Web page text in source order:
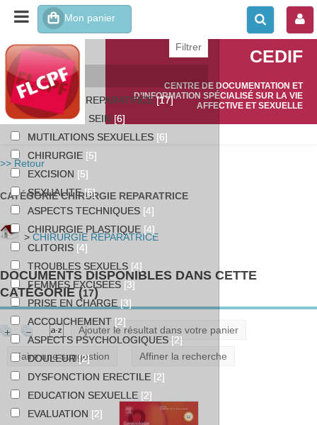
CEDIF
CENTRE DE DOCUMENTATION ET
D’INFORMATION SPÉCIALISÉ SUR LA VIE
AFFECTIVE ET SEXUELLE
>> Retour
CATÉGORIE CHIRURGIE REPARATRICE
> CHIRURGIE REPARATRICE
DOCUMENTS DISPONIBLES DANS CETTE
CATÉGORIE (17)
Ajouter le résultat dans votre panier
Faire une suggestion Affiner la recherche
affiner ou comparer
Catégories
CHIRURGIE REPARATRICE[17]
CANCER DU SEIN [6]
MUTILATIONS SEXUELLES [6]
CHIRURGIE [5]
EXCISION [5]
SEXUALITE[5]
ASPECTS TECHNIQUES [4]
CHIRURGIE PLASTIQUE [4]
CLITORIS [4]
TROUBLES SEXUELS [4]
FEMMES EXCISEES [3]
PRISE EN CHARGE [3]
ACCOUCHEMENT [2]
ASPECTS PSYCHOLOGIQUES [2]
DOULEUR[2]
DYSFONCTION ERECTILE [2]
EDUCATION SEXUELLE [2]
EVALUATION [2]